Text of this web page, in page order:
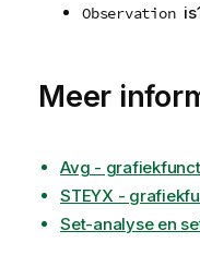
Observation is
Meer
Avg -
STEYX -
Set-analyse en